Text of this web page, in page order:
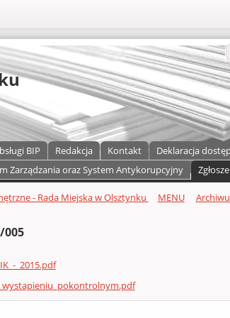
BIP Redakcja Kontakt Deklaracja
Zarządzania oraz System Antykorupcyjny
- Rada Miejska w Olsztynku MENU
005
_2015.pdf